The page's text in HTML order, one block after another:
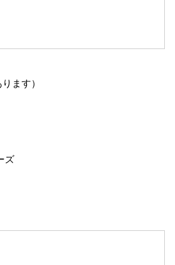
ます）
ズ